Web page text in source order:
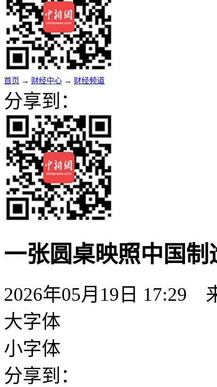
首页 → 财经中心 → 财经频道
分享到：
一张圆桌映照中国
2026年05月19日 17:29
大字体
小字体
分享到：